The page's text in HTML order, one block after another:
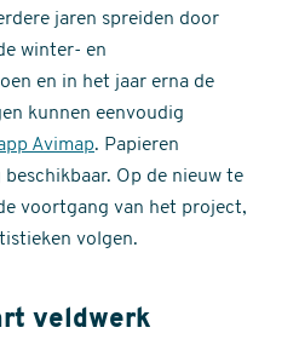
jaren spreiden door
winter- en
en in het jaar erna de
kunnen eenvoudig
Avimap. Papieren
Op de nieuw te
voortgang van het project,
volgen.
veldwerk